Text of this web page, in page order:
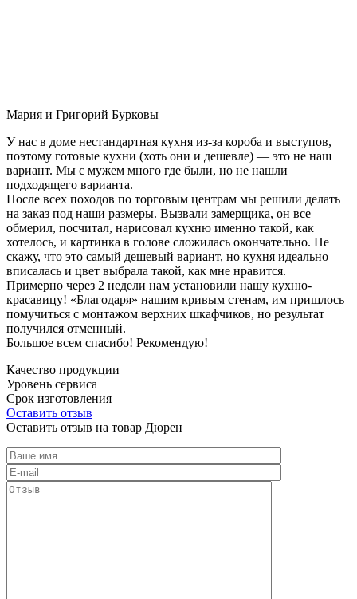
Мария и Григорий Бурковы
У нас в доме нестандартная кухня из-за короба и выступов,
поэтому готовые кухни (хоть они и дешевле) — это не наш
вариант. Мы с мужем много где были, но не нашли
подходящего варианта.
После всех походов по торговым центрам мы решили делать
на заказ под наши размеры. Вызвали замерщика, он все
обмерил, посчитал, нарисовал кухню именно такой, как
хотелось, и картинка в голове сложилась окончательно. Не
скажу, что это самый дешевый вариант, но кухня идеально
вписалась и цвет выбрала такой, как мне нравится.
Примерно через 2 недели нам установили нашу кухню-
красавицу! «Благодаря» нашим кривым стенам, им пришлось
помучиться с монтажом верхних шкафчиков, но результат
получился отменный.
Большое всем спасибо! Рекомендую!
Качество продукции
Уровень сервиса
Срок изготовления
Оставить отзыв
Оставить отзыв на товар Дюрен